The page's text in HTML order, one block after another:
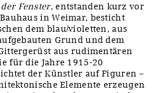
Fenster, entstanden kurz vor
in Weimar, besticht
dem blau/violetten, aus
Grund und dem
aus rudimentären
für die Jahre 1915-20
der Künstler auf Figuren –
Elemente erzeugen